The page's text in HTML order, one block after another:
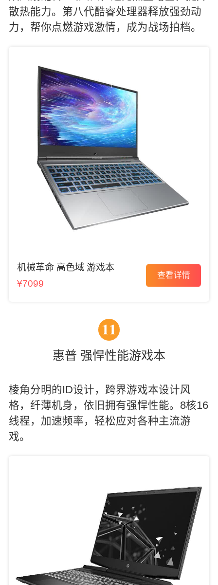
散热能力。第八代酷睿处理器释放强劲动
力，帮你点燃游戏激情，成为战场拍档。
机械革命 高色域 游戏本
¥7099
查看详情
11
惠普 强悍性能游戏本
棱角分明的ID设计，跨界游戏本设计风
格，纤薄机身，依旧拥有强悍性能。8核16
线程，加速频率，轻松应对各种主流游
戏。